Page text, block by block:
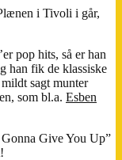
i Tivoli i går,
pop hits, så er han
han fik de klassiske
sagt munter
som bl.a. Esben
Give You Up”